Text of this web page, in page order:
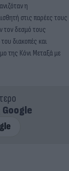
η
στις παρέες τους
τον δεσμό τους
διακοπές και
της Κόνι Μεταξά με
Google